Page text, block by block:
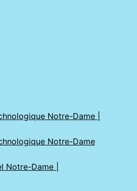
Notre-Dame |
Notre-Dame
Notre-Dame |